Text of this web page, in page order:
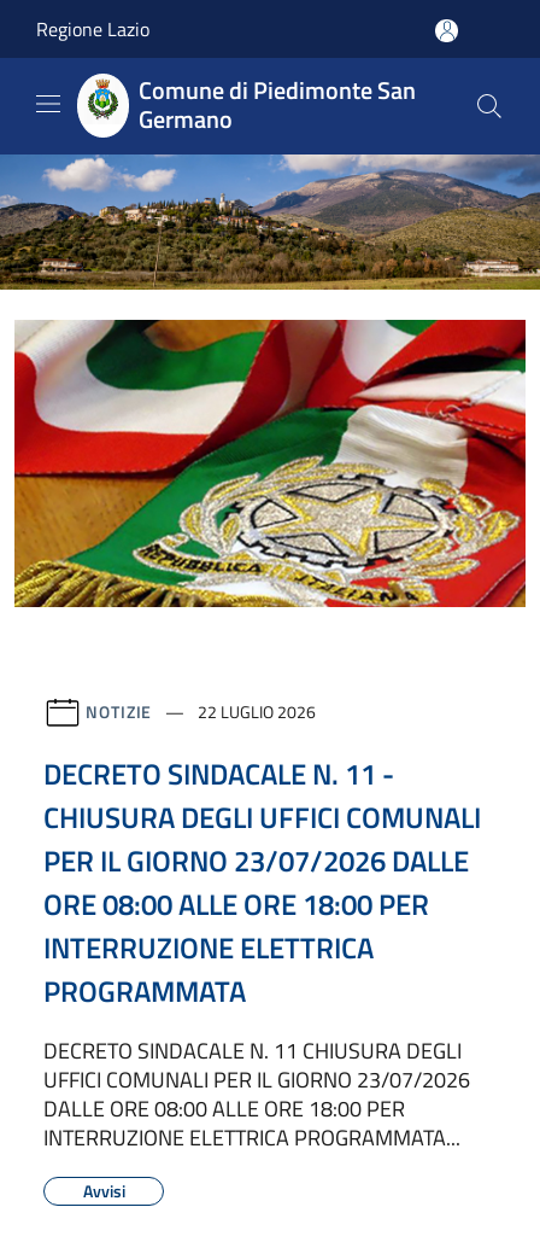
Regione Lazio
Comune di Piedimonte San
Germano
NOTIZIE 22 LUGLIO 2026
DECRETO SINDACALE N. 11 -
CHIUSURA DEGLI UFFICI COMUNALI
PER IL GIORNO 23/07/2026 DALLE
ORE 08:00 ALLE ORE 18:00 PER
INTERRUZIONE ELETTRICA
PROGRAMMATA
DECRETO SINDACALE N. 11 CHIUSURA DEGLI
UFFICI COMUNALI PER IL GIORNO 23/07/2026
DALLE ORE 08:00 ALLE ORE 18:00 PER
INTERRUZIONE ELETTRICA PROGRAMMATA...
Avvisi